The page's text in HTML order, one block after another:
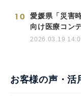
10
愛媛県「災害
向け医療コン
2026.03.19
お客様の声・活